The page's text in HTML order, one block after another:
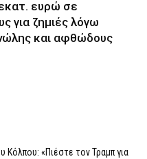
ευρώ σε
για ζημιές λόγω
και αφθώδους
Κόλπου: «Πιέστε τον Τραμπ για